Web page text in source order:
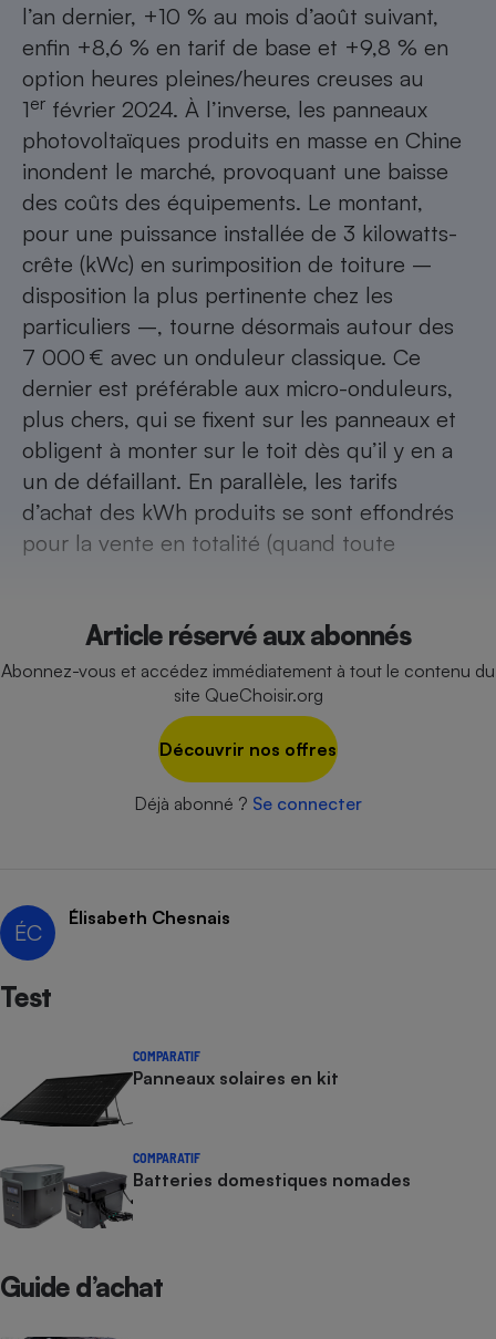
l’an dernier, +10 % au mois d’août suivant,
enfin +8,6 % en tarif de base et +9,8 % en
option heures pleines/heures creuses au
1er février 2024. À l’inverse, les panneaux
photovoltaïques produits en masse en Chine
inondent le marché, provoquant une baisse
des coûts des équipements. Le montant,
pour une puissance installée de 3 kilowatts-
crête (kWc) en surimposition de toiture –
disposition la plus pertinente chez les
particuliers –, tourne désormais autour des
7 000 € avec un onduleur classique. Ce
dernier est préférable aux micro-onduleurs,
plus chers, qui se fixent sur les panneaux et
obligent à monter sur le toit dès qu’il y en a
un de défaillant. En parallèle, les tarifs
d’achat des kWh produits se sont effondrés
pour la vente en totalité (quand toute
Article réservé aux abonnés
Abonnez-vous et accédez immédiatement à tout le contenu du
site QueChoisir.org
Découvrir nos offres
Déjà abonné ? Se connecter
ÉC
Élisabeth Chesnais
Test
COMPARATIF
Panneaux solaires en kit
COMPARATIF
Batteries domestiques nomades
Guide d’achat
Climatiseur -
Ventilateur
Cafetière à expressos
Antivirus
Climatiseur -